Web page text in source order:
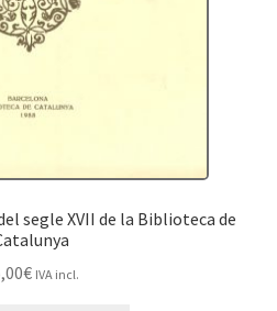
segle XVII de la Biblioteca de
€ IVA incl.